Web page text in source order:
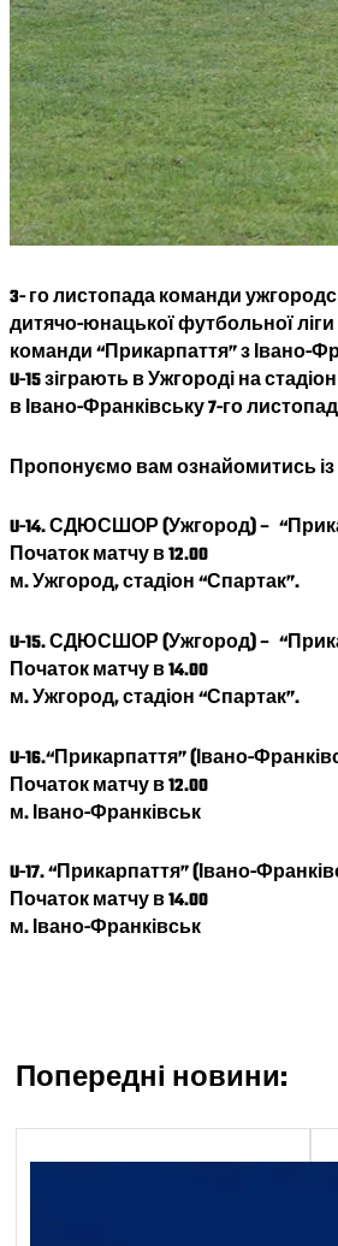
3- го листопадакоманди
дитячо-юнацької футбольної ліги
команди “Прикарпаття” з Івано-
U-15 зіграють в Ужгороді на
вІвано-Франківську 7-го
Пропонуємо вам ознайомитись
U-14. СДЮСШОР (Ужгород) –
Початок матчу в 12.00
м. Ужгород, стадіон “Спартак”.
U-15.СДЮСШОР (Ужгород) –
Початок матчу в 14.00
м. Ужгород, стадіон “Спартак”.
U-16.“Прикарпаття” (Івано-
Початок матчу в 12.00
м.Івано-Франківськ
U-17.“Прикарпаття” (Івано-
Початок матчу в 14.00
м.Івано-Франківськ
Попередні новини: